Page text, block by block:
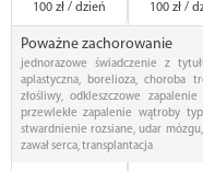
100 zł / dzień 100 zł /
Poważne zachorowanie
jednorazowe świadczenie z
aplastyczna, borelioza, choroba
złośliwy, odkleszczowe
przewlekłe zapalenie wątroby
stwardnienie rozsiane, udar
zawał serca, transplantacja